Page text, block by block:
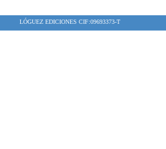
LÓGUEZ EDICIONES CIF:09693373-T